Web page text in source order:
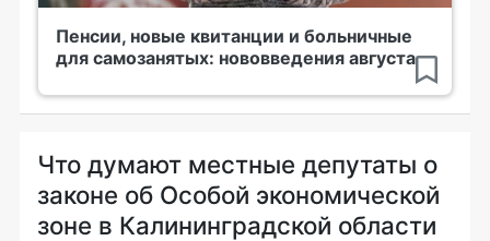
Пенсии, новые квитанции и больничные
для самозанятых: нововведения августа
Что думают местные депутаты о
законе об Особой экономической
зоне в Калининградской области